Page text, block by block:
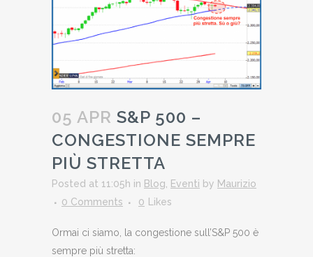
05 APR S&P 500 –
CONGESTIONE SEMPRE
PIÙ STRETTA
Posted at 11:05h in Blog Eventi by Maurizio
0 Comments
0 Likes
Ormai ci siamo, la congestione sull’S&P 500 è
sempre più stretta: